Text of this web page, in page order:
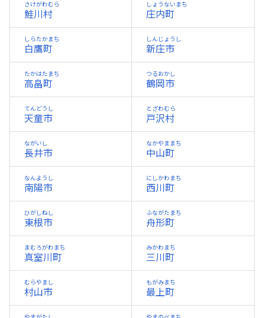
鮭川村
さけがわむら
庄内町
しょうないまち
白鷹町
しらたかまち
新庄市
しんじょうし
高畠町
たかはたまち
鶴岡市
つるおかし
天童市
てんどうし
戸沢村
とざわむら
長井市
ながいし
中山町
なかやままち
南陽市
なんようし
西川町
にしかわまち
東根市
ひがしねし
舟形町
ふながたまち
真室川町
まむろがわまち
三川町
みかわまち
村山市
むらやまし
最上町
もがみまち